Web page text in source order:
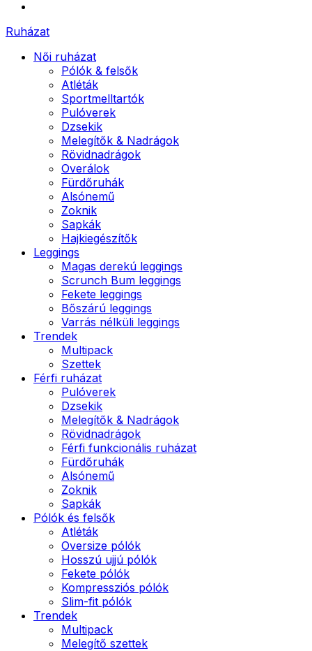
Ruházat
Női ruházat
Pólók & felsők
Atléták
Sportmelltartók
Pulóverek
Dzsekik
Melegítők & Nadrágok
Rövidnadrágok
Overálok
Fürdőruhák
Alsónemű
Zoknik
Sapkák
Hajkiegészítők
Leggings
Magas derekú leggings
Scrunch Bum leggings
Fekete leggings
Bőszárú leggings
Varrás nélküli leggings
Trendek
Multipack
Szettek
Férfi ruházat
Pulóverek
Dzsekik
Melegítők & Nadrágok
Rövidnadrágok
Férfi funkcionális ruházat
Fürdőruhák
Alsónemű
Zoknik
Sapkák
Pólók és felsők
Atléták
Oversize pólók
Hosszú ujjú pólók
Fekete pólók
Kompressziós pólók
Slim-fit pólók
Trendek
Multipack
Melegítő szettek